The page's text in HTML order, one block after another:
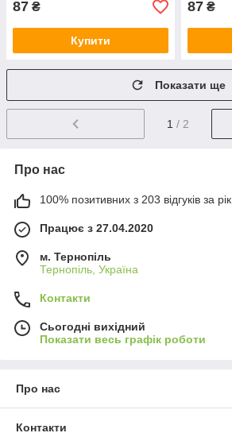
87 ₴
Купити
87 ₴
Показати ще
1 / 2
Про нас
100% позитивних з 203 відгуків за рік
Працює з 27.04.2020
м. Тернопіль
Тернопіль, Україна
Контакти
Сьогодні вихідний
Показати весь графік роботи
Про нас
Контакти